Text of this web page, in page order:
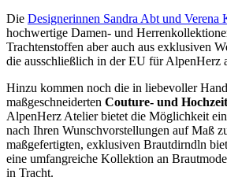
Die Designerinnen Sandra Abt und Verena
hochwertige Damen- und
Trachtenstoffen aber auch aus exklusiven
die ausschließlich in der EU für AlpenHerz
Hinzu kommen noch die in liebevoller
maßgeschneiderten Couture- und
AlpenHerz Atelier bietet die Möglichkeit ein
nach Ihren Wunschvorstellungen auf Maß
maßgefertigten, exklusiven Brautdirndln
eine umfangreiche Kollektion an
in Tracht.